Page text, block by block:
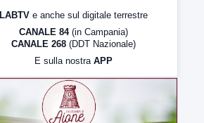
LabNews (Diretta)
LabNews (replica)
LABTV e anche sul digitale terrestre
CANALE 84 (in Campania)
CANALE 268 (DDT Nazionale)
E sulla nostra APP